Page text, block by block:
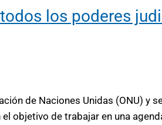
los poderes
de Naciones Unidas (ONU) y
objetivo de trabajar en una